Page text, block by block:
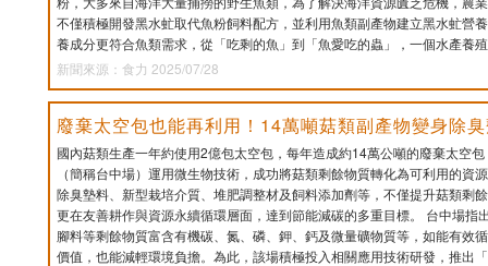
不僅積極開發黑水虻取代魚粉飼料配方，並利用魚類副產物建立黑水虻營
養成分更符合魚類需求，從「吃剩的魚」到「魚愛吃的蟲」，一個水產養
新聞來源：食力 2025/07/28
廢棄太空包也能再利用！14萬噸菇類副產物變身除
國內菇類生產一年約使用2億包太空包，每年造成約14萬公噸的廢棄太空
（簡稱台中場）運用微生物技術，成功將菇類剩餘物質轉化為可利用的資
除臭墊料、新型栽培介質、堆肥調整材及飼料添加劑等，不僅提升菇類剩
更在友善耕作與資源永續循環層面，達到節能減碳的多重目標。 台中場指
腳料等剩餘物質富含有機碳、氮、磷、鉀、鈣及微量礦物質等，如能有效
價值，也能減輕環境負擔。為此，該場積極投入相關應用技術研發，推出